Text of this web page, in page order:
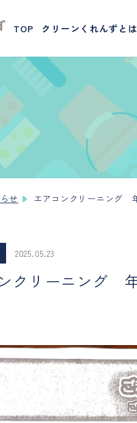
TOP クリーンくれんずと
せ エアコンクリーニング
2025.05.23
クリーニング